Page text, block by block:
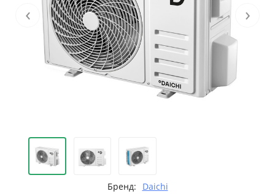
‹ ›
Бренд: Daichi